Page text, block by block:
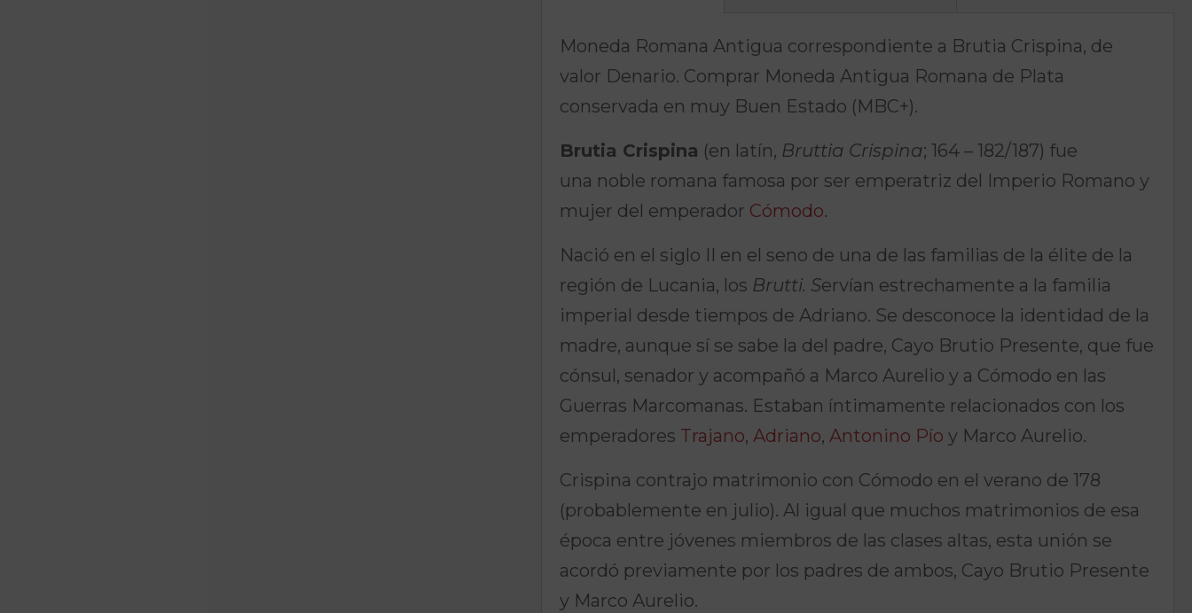
Moneda Romana Antigua correspondiente a Brutia Crispina, de
valor Denario. Comprar Moneda Antigua Romana de Plata
conservada en muy Buen Estado (MBC+).
Brutia Crispina (en latín, Bruttia Crispina; 164 – 182/187) fue
una noble romana famosa por ser emperatriz del Imperio Romano y
mujer del emperador Cómodo.
Nació en el siglo II en el seno de una de las familias de la élite de la
región de Lucania, los Brutti. Servían estrechamente a la familia
imperial desde tiempos de Adriano. Se desconoce la identidad de la
madre, aunque sí se sabe la del padre, Cayo Brutio Presente, ​ que fue
cónsul, senador y acompañó a Marco Aurelio y a Cómodo en las
Guerras Marcomanas. Estaban íntimamente relacionados con los
emperadores Trajano, Adriano, Antonino Pío y Marco Aurelio.
Crispina contrajo matrimonio con Cómodo en el verano de 178
(probablemente en julio). Al igual que muchos matrimonios de esa
época entre jóvenes miembros de las clases altas, esta unión se
acordó previamente por los padres de ambos, Cayo Brutio Presente
y Marco Aurelio.